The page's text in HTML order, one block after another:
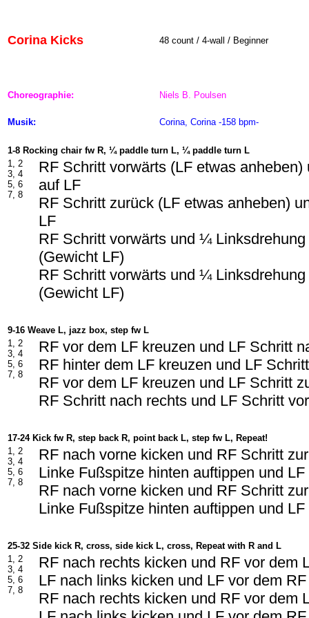
Corina Kicks 48 count / 4-wall / Beginner
Choreographie: Niels B. Poulsen
Musik: Corina, Corina -158 bpm-
1-8 Rocking chair fw R, ¼ paddle turn L, ¼ paddle turn L
1, 2
3, 4
5, 6
7, 8
RF Schritt vorwärts (LF etwas
auf LF
RF Schritt zurück (LF etwas anheben)
LF
RF Schritt vorwärts und ¼
(Gewicht LF)
RF Schritt vorwärts und ¼
(Gewicht LF)
9-16 Weave L, jazz box, step fw L
1, 2
3, 4
5, 6
7, 8
RF vor dem LF kreuzen und LF Schritt
RF hinter dem LF kreuzen und LF
RF vor dem LF kreuzen und LF Schritt
RF Schritt nach rechts und LF Schritt
17-24 Kick fw R, step back R, point back L, step fw L, Repeat!
1, 2
3, 4
5, 6
7, 8
RF nach vorne kicken und RF Schritt
Linke Fußspitze hinten auftippen und
RF nach vorne kicken und RF Schritt
Linke Fußspitze hinten auftippen und
25-32 Side kick R, cross, side kick L, cross, Repeat with R and L
1, 2
3, 4
5, 6
7, 8
RF nach rechts kicken und RF vor dem
LF nach links kicken und LF vor dem
RF nach rechts kicken und RF vor dem